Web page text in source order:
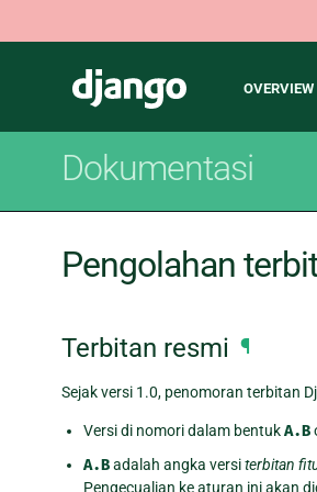
Django
Main
OVERVIEW
Dokumentasi
Pengolahan
Terbitan resmi ¶
Sejak versi 1.0, penomoran terbitan
Versi di nomori dalam bentukA.B
A.Badalah angka versiterbitan
Pengecualian ke aturan ini akan